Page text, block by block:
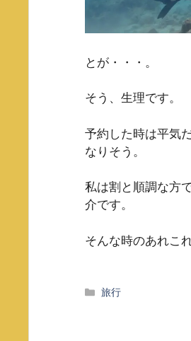
とが・・・。
そう、生理です。
予約した時は平気
なりそう。
私は割と順調な方
介です。
そんな時のあれこ
カ
旅行